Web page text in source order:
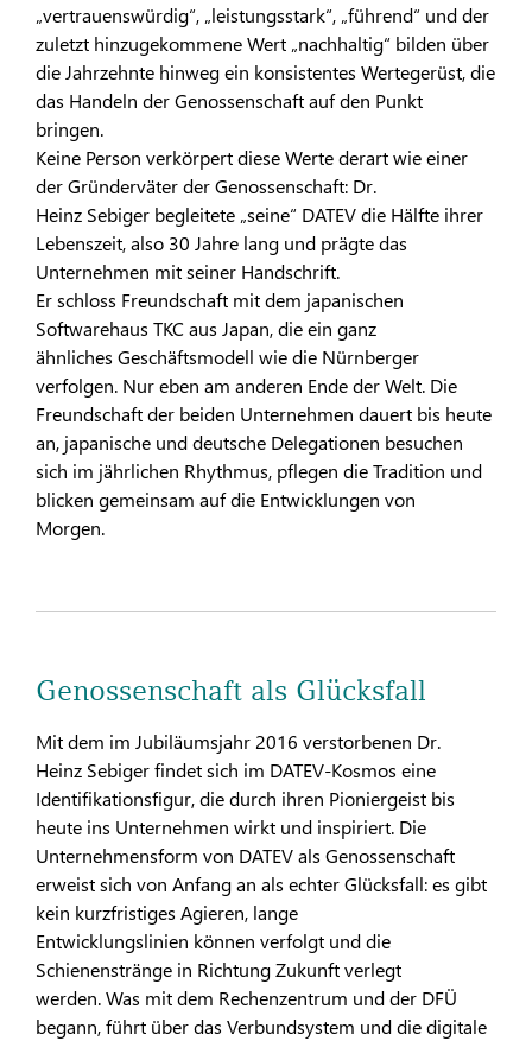
„vertrauenswürdig“, „leistungsstark“, „führend“ und der
zuletzt hinzugekommene Wert „nachhaltig“ bilden über
die Jahrzehnte hinweg ein konsistentes Wertegerüst, die
das Handeln der Genossenschaft auf den Punkt
bringen.
Keine Person verkörpert diese Werte derart wie einer
der Gründerväter der Genossenschaft: Dr.
Heinz Sebiger begleitete „seine“ DATEV die Hälfte ihrer
Lebenszeit, also 30 Jahre lang und prägte das
Unternehmen mit seiner Handschrift.
Er schloss Freundschaft mit dem japanischen
Softwarehaus TKC aus Japan, die ein ganz
ähnliches Geschäftsmodell wie die Nürnberger
verfolgen. Nur eben am anderen Ende der Welt. Die
Freundschaft der beiden Unternehmen dauert bis heute
an, japanische und deutsche Delegationen besuchen
sich im jährlichen Rhythmus, pflegen die Tradition und
blicken gemeinsam auf die Entwicklungen von
Morgen.
Genossenschaft als Glücksfall
Mit dem im Jubiläumsjahr 2016 verstorbenen Dr.
Heinz Sebiger findet sich im DATEV-Kosmos eine
Identifikationsfigur, die durch ihren Pioniergeist bis
heute ins Unternehmen wirkt und inspiriert. Die
Unternehmensform von DATEV als Genossenschaft
erweist sich von Anfang an als echter Glücksfall: es gibt
kein kurzfristiges Agieren, lange
Entwicklungslinien können verfolgt und die
Schienenstränge in Richtung Zukunft verlegt
werden. Was mit dem Rechenzentrum und der DFÜ
begann, führt über das Verbundsystem und die digitale